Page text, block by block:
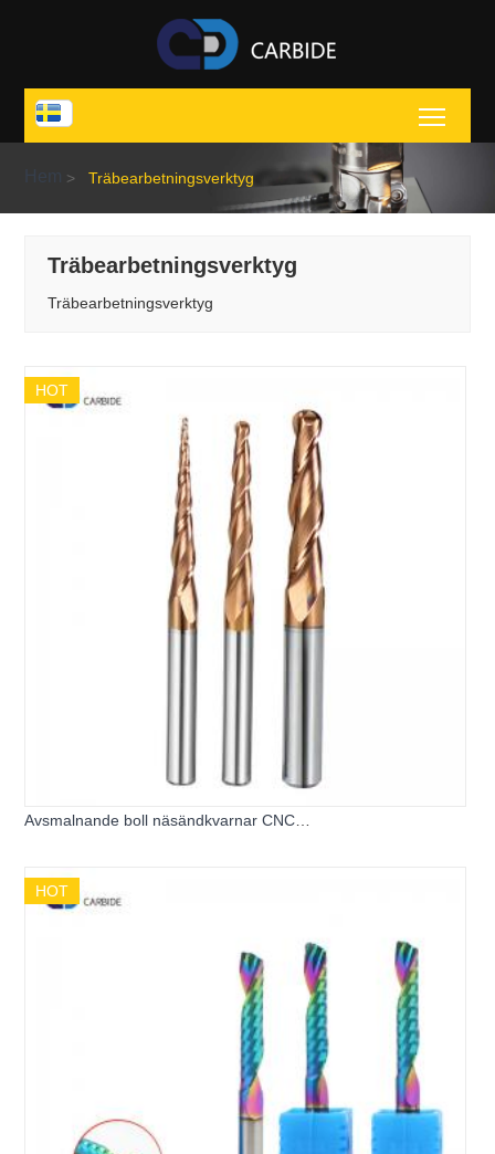
Hem > Träbearbetningsverktyg
Träbearbetningsverktyg
Träbearbetningsverktyg
HOT
Avsmalnande boll näsändkvarnar CNC
HOT